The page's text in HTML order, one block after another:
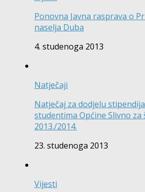
Ponovna Javna rasprava o
naselja Duba
4. studenoga 2013
Natječaji
Natječaj za dodjelu
studentima Općine Slivno
2013./2014.
23. studenoga 2013
Vijesti